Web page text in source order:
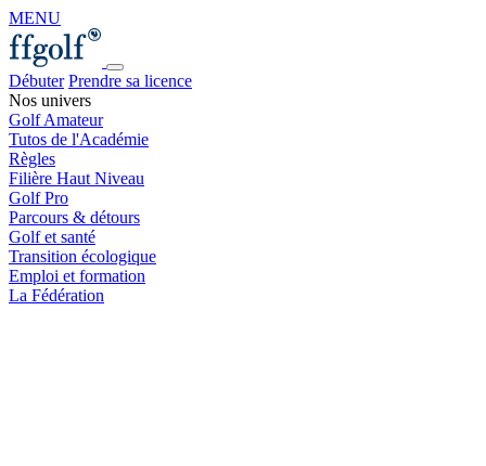
MENU
Débuter Prendre sa licence
Nos univers
Golf Amateur
Tutos de l'Académie
Règles
Filière Haut Niveau
Golf Pro
Parcours & détours
Golf et santé
Transition écologique
Emploi et formation
La Fédération